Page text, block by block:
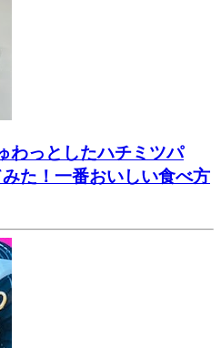
わっとしたハチミツパ
た！一番おいしい食べ方